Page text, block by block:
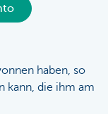
haben, so
kann, die ihm am